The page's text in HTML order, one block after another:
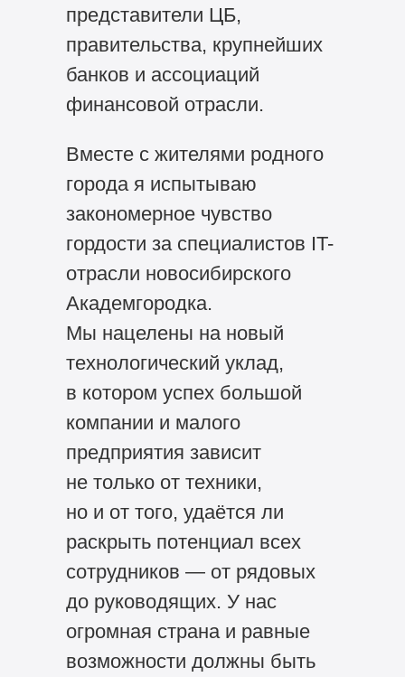
представители ЦБ,
правительства, крупнейших
банков и ассоциаций
финансовой отрасли.
Вместе с жителями родного
города я испытываю
закономерное чувство
гордости за специалистов IT-
отрасли новосибирского
Академгородка.
Мы нацелены на новый
технологический уклад,
в котором успех большой
компании и малого
предприятия зависит
не только от техники,
но и от того, удаётся ли
раскрыть потенциал всех
сотрудников — от рядовых
до руководящих. У нас
огромная страна и равные
возможности должны быть